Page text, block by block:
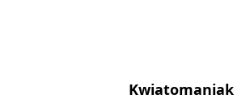
Kwiatomaniak